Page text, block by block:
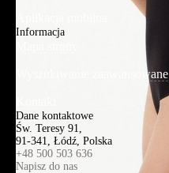
Informacja
Wyszukiwanie zaawansowane
Dane kontaktowe
Św. Teresy 91,
91-341, Łódź, Polska
+48 500 503 636
Napisz do nas